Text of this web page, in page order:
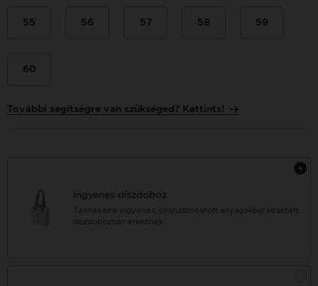
55 56 57 58 59
60
További segítségre van szükséged? Kattints!
Ingyenes díszdoboz
Termékeink ingyenes, újrahasznosított anyagokból készített
díszdobozban érkeznek